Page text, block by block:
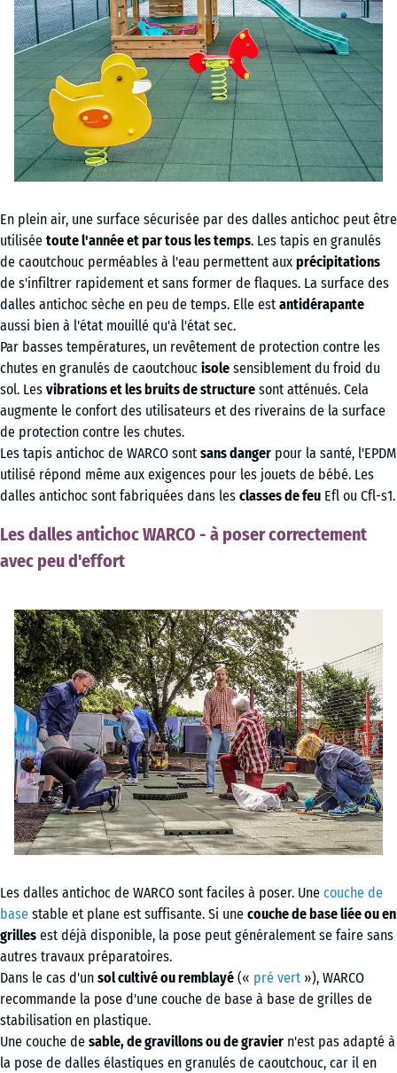
En plein air, une surface sécurisée par des dalles antichoc peut être
utilisée toute l'année et par tous les temps. Les tapis en granulés
de caoutchouc perméables à l'eau permettent aux précipitations
de s'infiltrer rapidement et sans former de flaques. La surface des
dalles antichoc sèche en peu de temps. Elle est antidérapante
aussi bien à l'état mouillé qu'à l'état sec.
Par basses températures, un revêtement de protection contre les
chutes en granulés de caoutchouc isole sensiblement du froid du
sol. Les vibrations et les bruits de structure sont atténués. Cela
augmente le confort des utilisateurs et des riverains de la surface
de protection contre les chutes.
Les tapis antichoc de WARCO sont sans danger pour la santé, l'EPDM
utilisé répond même aux exigences pour les jouets de bébé. Les
dalles antichoc sont fabriquées dans les classes de feu Efl ou Cfl-s1.
Les dalles antichoc WARCO - à poser correctement
avec peu d'effort
Les dalles antichoc de WARCO sont faciles à poser. Une couche de
base stable et plane est suffisante. Si une couche de base liée ou en
grilles est déjà disponible, la pose peut généralement se faire sans
autres travaux préparatoires.
Dans le cas d'un sol cultivé ou remblayé (« pré vert »), WARCO
recommande la pose d'une couche de base à base de grilles de
stabilisation en plastique.
Une couche de sable, de gravillons ou de gravier n'est pas adapté à
la pose de dalles élastiques en granulés de caoutchouc, car il en